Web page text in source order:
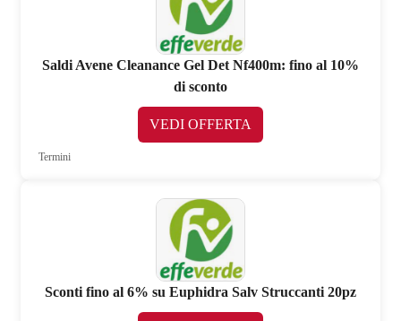
Saldi Avene Cleanance Gel Det Nf400m: fino al 10%
di sconto
VEDI OFFERTA
Termini
Sconti fino al 6% su Euphidra Salv Struccanti 20pz